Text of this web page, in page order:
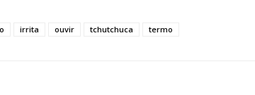
irrita ouvir tchutchuca termo